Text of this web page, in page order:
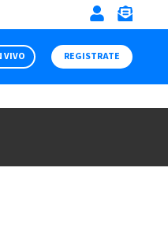
VIVO REGISTRATE